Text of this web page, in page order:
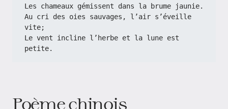
Les chameaux gémissent dans la brume jaunie.
Au cri des oies sauvages, l’air s’éveille
vite;
Le vent incline l’herbe et la lune est
petite.
Poème chinois